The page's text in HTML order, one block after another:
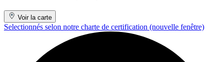
Voir la carte
Selectionnés selon notre charte de certification (nouvelle fenêtre)